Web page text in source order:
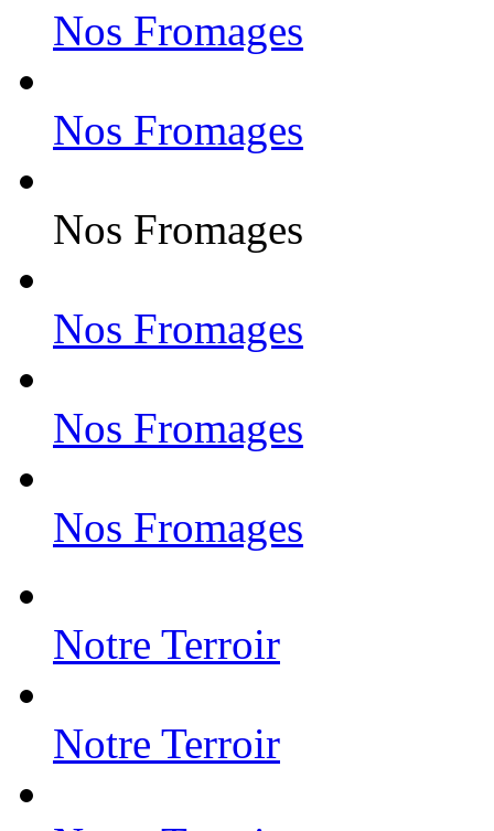
Nos Fromages
Nos Fromages
Nos Fromages
Nos Fromages
Nos Fromages
Nos Fromages
Notre Terroir
Notre Terroir